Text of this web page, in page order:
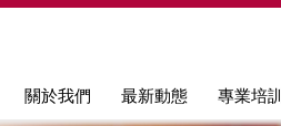
關於我們 最新動態 專業培訓